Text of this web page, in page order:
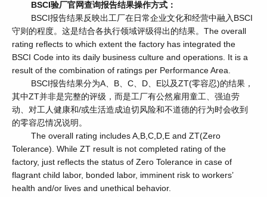
BSCI验厂官网查询报告结果操作方式：
BSCI报告结果反映出工厂在日常企业文化和经营中融入BSCI
守则的程度。这是结合各执行领域评级得出的结果。The overall
rating reflects to which extent the factory has integrated the
BSCI Code into its daily business culture and operations. It is a
result of the combination of ratings per Performance Area.
BSCI报告结果分为A、B、C、D、E以及ZT(零容忍)的结果，
其中ZT并非是完整的评级，而是工厂有公然雇用童工、强迫劳
动、对工人健康和/或生活造成迫切风险和不道德的行为时会收到
的零容忍情况说明。
The overall rating includes A,B,C,D,E and ZT(Zero
Tolerance). While ZT result is not completed rating of the
factory, just reflects the status of Zero Tolerance in case of
flagrant child labor, bonded labor, imminent risk to workers’
health and/or lives and unethical behavior.